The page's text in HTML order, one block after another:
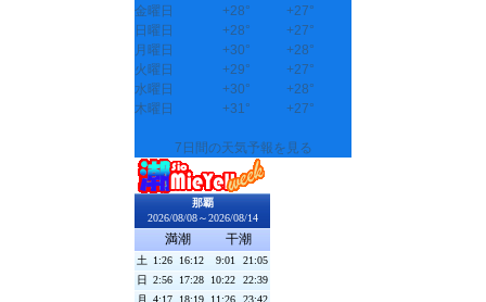
金曜日
+28° +27°
日曜日
+28° +27°
月曜日
+30° +28°
火曜日
+29° +27°
水曜日
+30° +28°
木曜日
+31° +27°
7日間の天気予報を見る